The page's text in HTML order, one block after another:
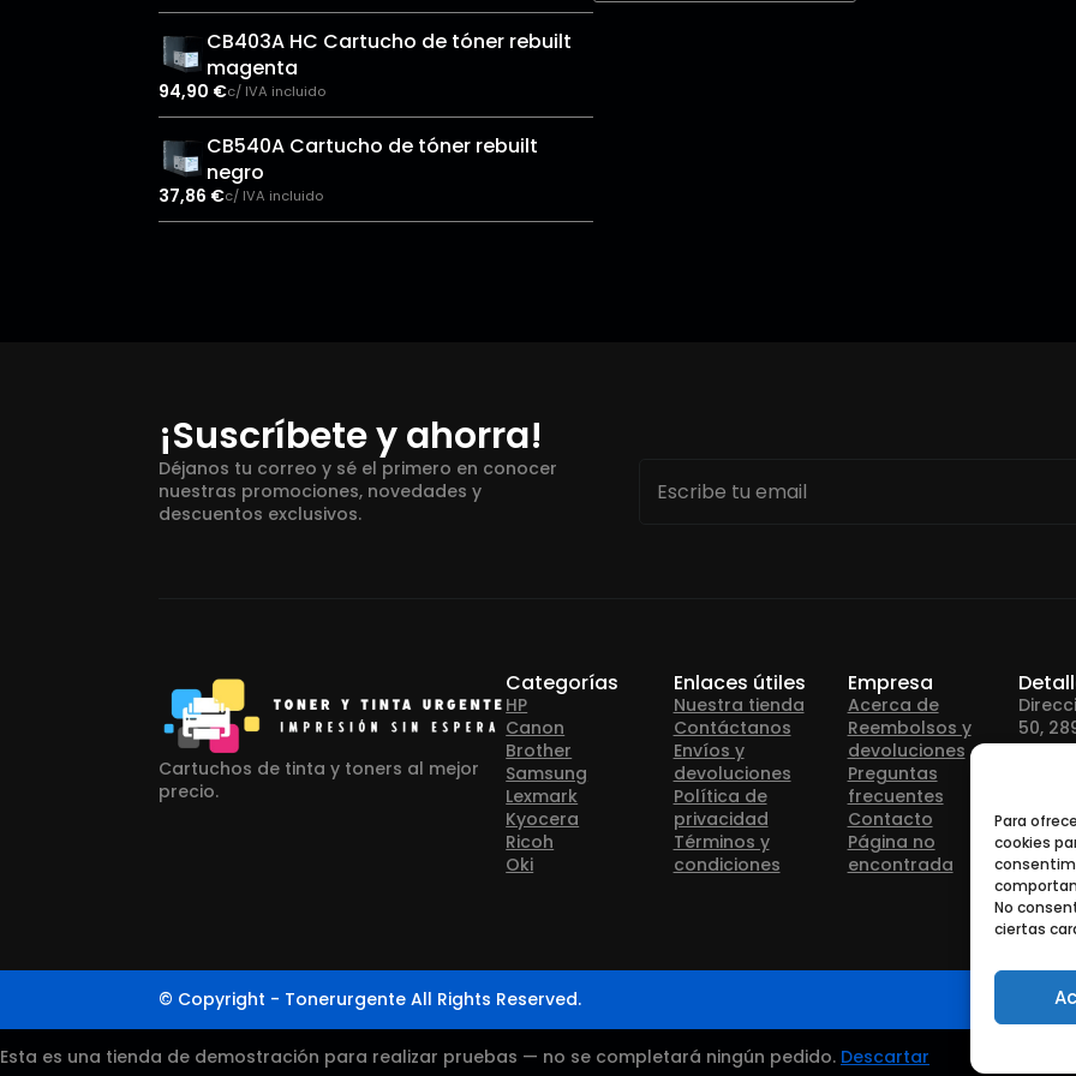
Para
cookies
No
ciertas
CB403A HC Cartucho de tóner rebuilt
magenta
94,90 €c/ IVA incluido
CB540A Cartucho de tóner rebuilt
negro
37,86 €c/ IVA incluido
¡Suscríbete y ahorra!
Déjanos tu correo y sé el primero en conocer
nuestras promociones, novedades y
descuentos exclusivos.
Cartuchos de tinta y toners al mejor
precio.
Categorías
HP
Canon
Brother
Samsung
Lexmark
Kyocera
Ricoh
Oki
Enlaces útiles
Nuestra tienda
Contáctanos
Envíos y
devoluciones
Política de
privacidad
Términos y
condiciones
Empresa
Acerca de
Reembolsos y
devoluciones
Preguntas
frecuentes
Contacto
Página no
encontrada
50,
© Copyright - Tonerurgente All Rights Reserved.
Esta es una tienda de demostración para realizar pruebas — no se completará ningún pedido. Descartar